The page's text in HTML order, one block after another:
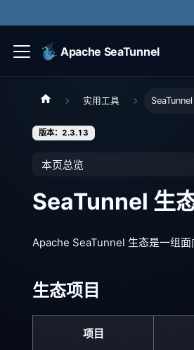
Apache SeaTunnel
实用工具
版本：2.3.13
本页总览
SeaTunnel 生
Apache SeaTunnel 生态是一组
生态项目
项目